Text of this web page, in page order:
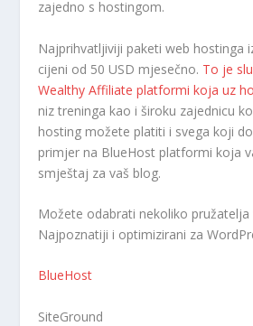
zajedno s hostingom.
Najprihvatljiviji paketi web hostinga
cijeni od 50 USD mjesečno. To je
Wealthy Affiliate platformi koja uz
niz treninga kao i široku zajednicu
hosting možete platiti i svega koji
primjer na BlueHost platformi koja
smještaj za vaš blog.
Možete odabrati nekoliko pružatelja
Najpoznatiji i optimizirani za
BlueHost
SiteGround